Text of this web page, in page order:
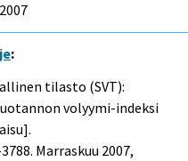
:
tilasto (SVT):
volyymi-indeksi
Marraskuu 2007,